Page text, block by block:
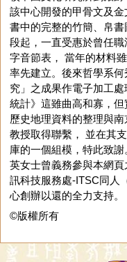
該中心開發的甲骨文及
書中的完整的竹簡、帛
段起，一直受惠於曾任
字音節表， 當年的材料
率先建立。後來哲學系
究」之成果作電子加工
統計》這雖曲高和寡，
歷史地理資料的整理與
教授取得聯繫， 並在其
庫的一個組模，特此致
英女士曾義務參與本網
訊科技服務處-ITSC同人
心創辦以還的全力支持。
©版權所有